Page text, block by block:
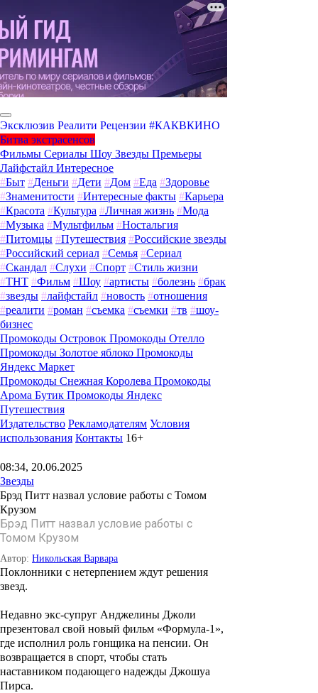
Эксклюзив Реалити Рецензии #КАКВКИНО
Битва экстрасенсов
Фильмы Сериалы Шоу Звезды Премьеры
Лайфстайл Интересное
#Быт #Деньги #Дети #Дом #Еда #Здоровье
#Знаменитости #Интересные факты #Карьера
#Красота #Культура #Личная жизнь #Мода
#Музыка #Мультфильм #Ностальгия
#Питомцы #Путешествия #Российские звезды
#Российский сериал #Семья #Сериал
#Скандал #Слухи #Спорт #Стиль жизни
#ТНТ #Фильм #Шоу #артисты #болезнь #брак
#звезды #лайфстайл #новость #отношения
#реалити #роман #съемка #съемки #тв #шоу-
бизнес
Промокоды Островок Промокоды Отелло
Промокоды Золотое яблоко Промокоды
Яндекс Маркет
Промокоды Снежная Королева Промокоды
Арома Бутик Промокоды Яндекс
Путешествия
Издательство Рекламодателям Условия
использования Контакты 16+
08:34, 20.06.2025
Звезды
Брэд Питт назвал условие работы с Томом
Крузом
Брэд Питт назвал условие работы с
Томом Крузом
Автор: Никольская Варвара
Поклонники с нетерпением ждут решения
звезд.
Недавно экс-супруг Анджелины Джоли
презентовал свой новый фильм «Формула-1»,
где исполнил роль гонщика на пенсии. Он
возвращается в спорт, чтобы стать
наставником подающего надежды Джошуа
Пирса.